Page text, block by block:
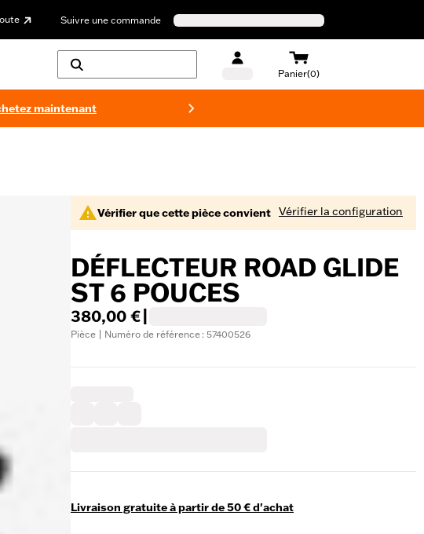
Suivre une commande
Panier(0)
maintenant
Vérifier que cette pièce convient Vérifier la configuration
DÉFLECTEUR ROAD GLIDE
ST 6 POUCES
380,00 €
Pièce | Numéro de référence : 57400526
Livraison gratuite à partir de 50 € d'achat